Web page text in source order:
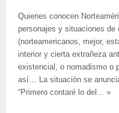
Quienes conocen
personajes y situaciones
(norteamericanos, mejor,
interior y cierta extrañeza
existencial, o nomadismo o
así… La situación se
“Primero contaré lo del... »